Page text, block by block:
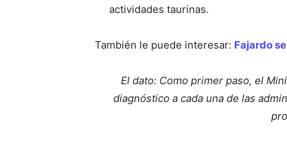
actividades taurinas.
También le puede interesar: Fajardo
El dato: Como primer paso, el
diagnóstico a cada una de las